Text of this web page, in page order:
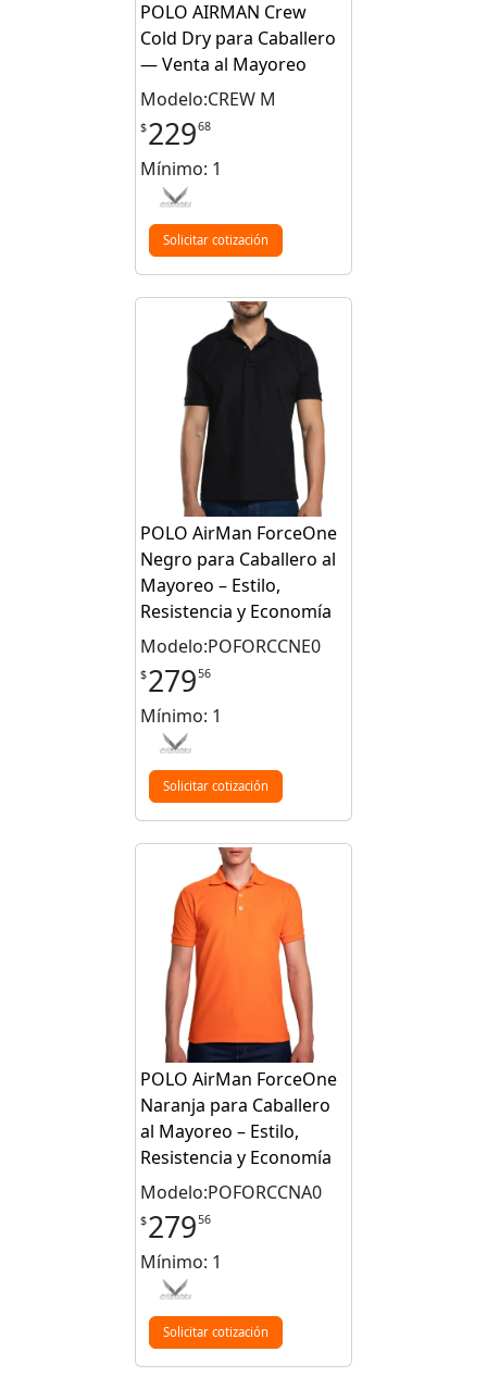
POLO AIRMAN Crew
Cold Dry para Caballero
— Venta al Mayoreo
Modelo:CREW M
$22968
Mínimo: 1
Solicitar cotización
POLO AirMan ForceOne
Negro para Caballero al
Mayoreo – Estilo,
Resistencia y Economía
Modelo:POFORCCNE0
$279 56
Mínimo: 1
Solicitar cotización
POLO AirMan ForceOne
Naranja para Caballero
al Mayoreo – Estilo,
Resistencia y Economía
Modelo:POFORCCNA0
$27956
Mínimo: 1
Solicitar cotización